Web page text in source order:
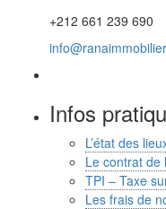
+212 661 239 690
Infos
L’état des
Le contrat de
TPI – Taxe
Les frais de